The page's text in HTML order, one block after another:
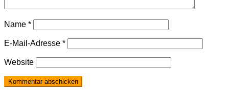
Name *
E-Mail-Adresse *
Website